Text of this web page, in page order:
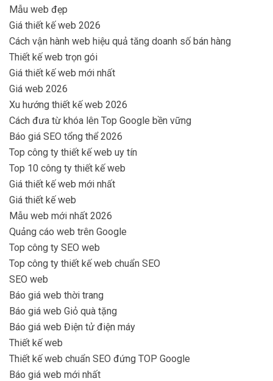
Mẫu web đẹp
Giá thiết kế web 2026
Cách vận hành web hiệu quả tăng doanh số bán hàng
Thiết kế web trọn gói
Giá thiết kế web mới nhất
Giá web 2026
Xu hướng thiết kế web 2026
Cách đưa từ khóa lên Top Google bền vững
Báo giá SEO tổng thể 2026
Top công ty thiết kế web uy tín
Top 10 công ty thiết kế web
Giá thiết kế web mới nhất
Giá thiết kế web
Mẫu web mới nhất 2026
Quảng cáo web trên Google
Top công ty SEO web
Top công ty thiết kế web chuẩn SEO
SEO web
Báo giá web thời trang
Báo giá web Giỏ quà tặng
Báo giá web Điện tử điện máy
Thiết kế web
Thiết kế web chuẩn SEO đứng TOP Google
Báo giá web mới nhất